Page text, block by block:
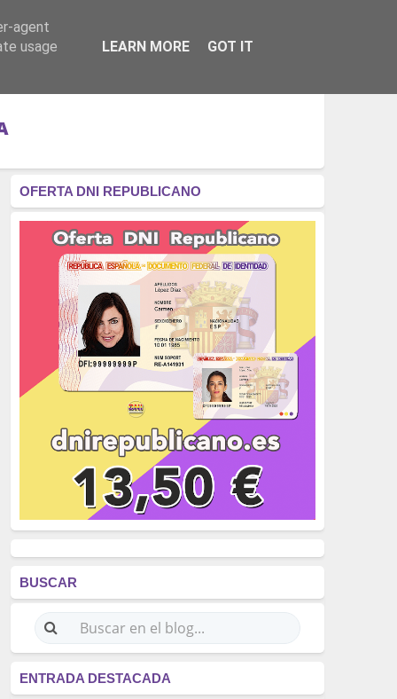
RÉGIMEN - MONARQUÍA
OFERTA DNI REPUBLICANO
BUSCAR
ENTRADA DESTACADA
agent
usage
LEARN MORE GOT IT